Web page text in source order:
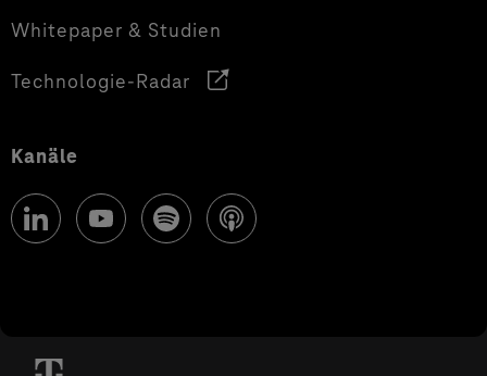
Whitepaper & Studien
Technologie-Radar
Kanäle